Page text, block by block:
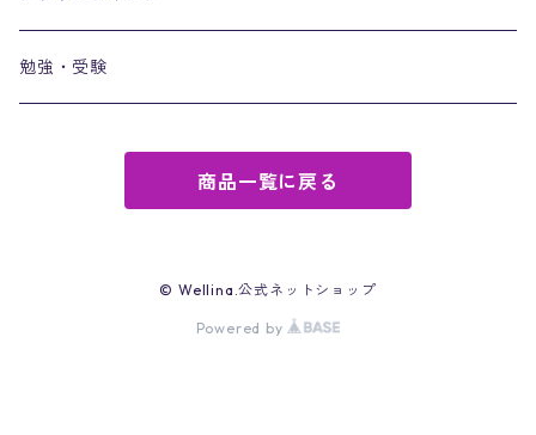
勉強・受験
商品一覧に戻る
© Wellina.公式ネットショップ
Powered by